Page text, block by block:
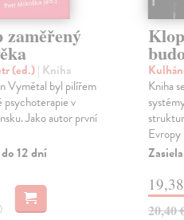
zaměřený
(ed.)| Kniha
Vymětal byl pilířem
psychoterapie v
Jako autor první
12 dní
Kniha
Evropy
20,40